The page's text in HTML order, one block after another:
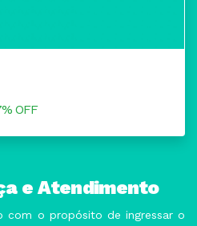
OFF
e Atendimento
com o propósito de ingressar o